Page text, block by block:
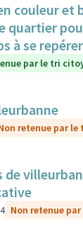
couleur et
quartier
à se repérer
par le tri
retenue par
de
Non retenue